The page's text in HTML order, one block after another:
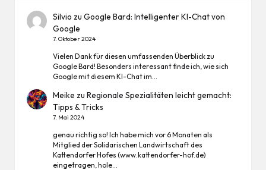
Silvio zuGoogle Bard: Intelligenter KI-Chat von
Google
7. Oktober 2024
Vielen Dank für diesen umfassenden Überblick zu
Google Bard! Besonders interessant finde ich, wie sich
Google mit diesem KI-Chat im…
Meike zuRegionale Spezialitäten leicht gemacht:
Tipps & Tricks
7. Mai 2024
genau richtig so! Ich habe mich vor 6 Monaten als
Mitglied der Solidarischen Landwirtschaft des
Kattendorfer Hofes (www.kattendorfer-hof.de)
eingetragen, hole…